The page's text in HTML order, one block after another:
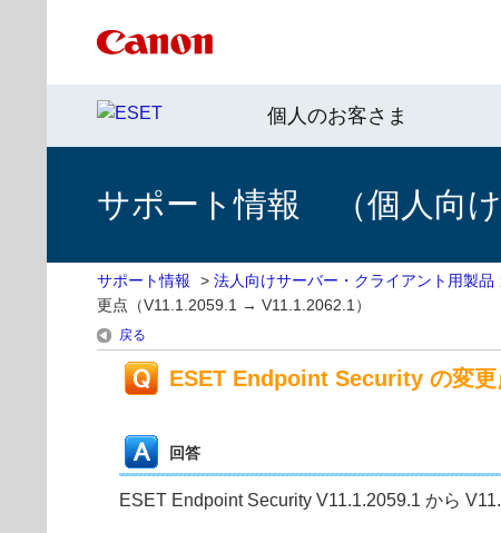
個人のお客さま
サポート情報 （個人向け
サポート情報 > 法人向けサーバー・クライアント用製品
更点（V11.1.2059.1 → V11.1.2062.1）
戻る
ESET Endpoint Security の変更
回答
ESET Endpoint Security V11.1.2059.1 から